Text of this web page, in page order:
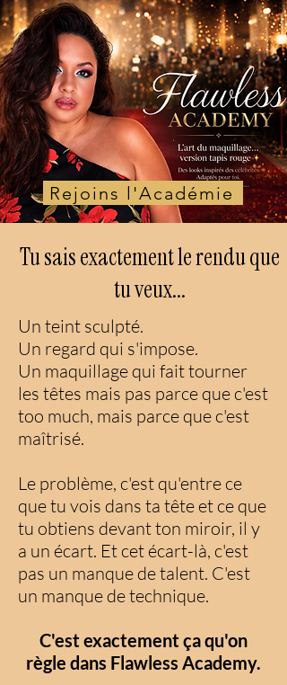
Rejoins l'Académie
Tu sais exactement le rendu que
tu veux...
Un teint sculpté.
Un regard qui s'impose.
Un maquillage qui fait tourner
les têtes mais pas parce que c'est
too much, mais parce que c'est
maîtrisé.
Le problème, c'est qu'entre ce
que tu vois dans ta tête et ce que
tu obtiens devant ton miroir, il y
a un écart. Et cet écart-là, c'est
pas un manque de talent. C'est
un manque de technique.
C'est exactement ça qu'on
règle dans Flawless Academy.